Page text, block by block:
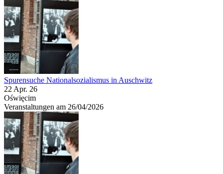
Spurensuche Nationalsozialismus in Auschwitz
22 Apr. 26
Oświęcim
Veranstaltungen am 26/04/2026